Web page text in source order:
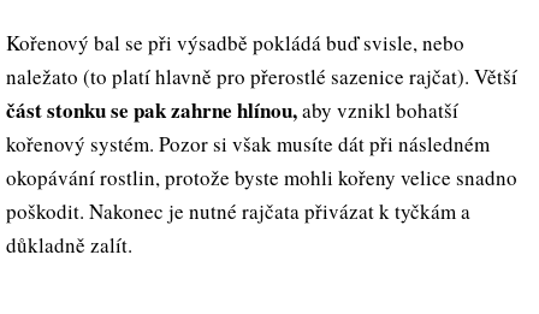
Kořenový bal se při výsadbě pokládá buď svisle, nebo
naležato (to platí hlavně pro přerostlé sazenice rajčat). Větší
část stonku se pak zahrne hlínou,aby vznikl bohatší
kořenový systém. Pozor si však musíte dát při následném
okopávání rostlin, protože byste mohli kořeny velice snadno
poškodit. Nakonec je nutné rajčata přivázat k tyčkám a
důkladně zalít.